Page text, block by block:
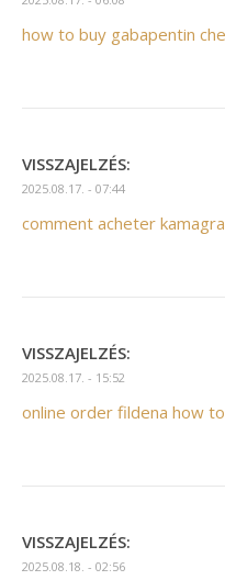
how to buy gabapentin
VISSZAJELZÉS:
2025.08.17. - 07:44
comment acheter
VISSZAJELZÉS:
2025.08.17. - 15:52
online order fildena how
VISSZAJELZÉS:
2025.08.18. - 02:56